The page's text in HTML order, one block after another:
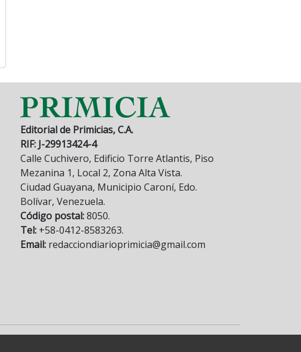
Editorial de Primicias, C.A.
RIF: J-29913424-4
Calle Cuchivero, Edificio Torre Atlantis, Piso
Mezanina 1, Local 2, Zona Alta Vista.
Ciudad Guayana, Municipio Caroní, Edo.
Bolívar, Venezuela.
Código postal:8050.
Tel: +58-0412-8583263.
Email: redacciondiarioprimicia@gmail.com